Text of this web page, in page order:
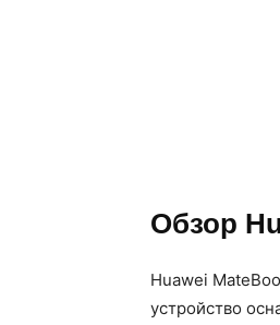
Обзор
Huawei
устройство